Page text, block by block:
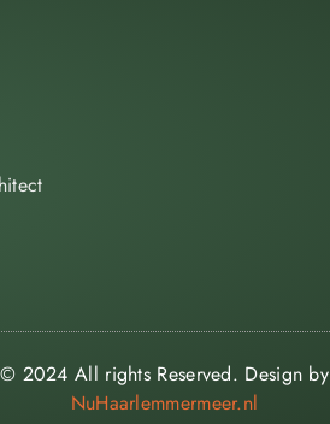
© 2024 All rights Reserved. Design by
NuHaarlemmermeer.nl